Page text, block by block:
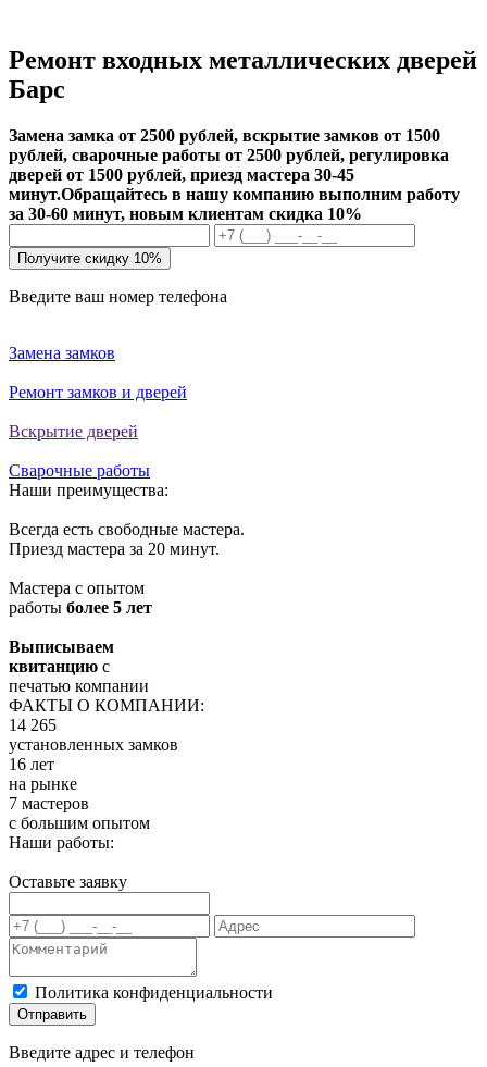
Ремонт входных металлических дверей
Барс
Замена замка от 2500 рублей, вскрытие замков от 1500
рублей, сварочные работы от 2500 рублей, регулировка
дверей от 1500 рублей, приезд мастера 30-45
минут.Обращайтесь в нашу компанию выполним работу
за 30-60 минут, новым клиентам скидка 10%
Получите скидку 10%
Введите ваш номер телефона
Замена замков
Ремонт замков и дверей
Вскрытие дверей
Сварочные работы
Наши преимущества:
Всегда есть свободные мастера.
Приезд мастера за 20 минут.
Мастера с опытом
работы более 5 лет
Выписываем
квитанцию с
печатью компании
ФАКТЫ О КОМПАНИИ:
14 265
установленных замков
16 лет
на рынке
7 мастеров
с большим опытом
Наши работы:
Оставьте заявку
Политика конфиденциальности
Отправить
Введите адрес и телефон